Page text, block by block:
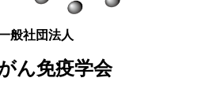
般社団法人
ん免疫学会